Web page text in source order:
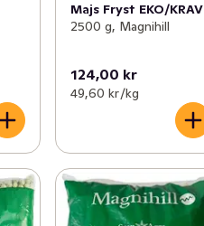
Majs Fryst EKO/KRAV
2500 g, Magnihill
124,00 kr
49,60 kr /kg